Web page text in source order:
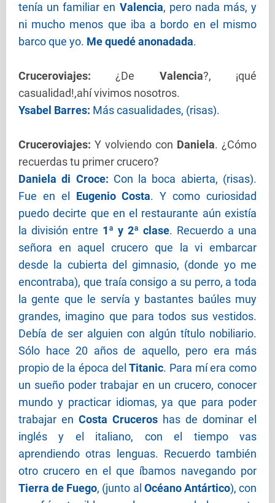
tenía un familiar en Valencia, pero nada más, y
ni mucho menos que iba a bordo en el mismo
barco que yo. Me quedé anonadada.
Cruceroviajes:¿De Valencia?, ¡qué
casualidad!,ahí vivimos nosotros.
Ysabel Barres: Más casualidades, (risas).
Cruceroviajes: Y volviendo con Daniela. ¿Cómo
recuerdas tu primer crucero?
Daniela di Croce: Con la boca abierta, (risas).
Fue en el Eugenio Costa. Y como curiosidad
puedo decirte que en el restaurante aún existía
la división entre 1ª y 2ª clase. Recuerdo a una
señora en aquel crucero que la vi embarcar
desde la cubierta del gimnasio, (donde yo me
encontraba), que traía consigo a su perro, a toda
la gente que le servía y bastantes baúles muy
grandes, imagino que para todos sus vestidos.
Debía de ser alguien con algún título nobiliario.
Sólo hace 20 años de aquello, pero era más
propio de la época delTitanic. Para mí era como
un sueño poder trabajar en un crucero, conocer
mundo y practicar idiomas, ya que para poder
trabajar en Costa Cruceros has de dominar el
inglés y el italiano, con el tiempo vas
aprendiendo otras lenguas. Recuerdo también
otro crucero en el que íbamos navegando por
Tierra de Fuego, (junto al Océano Antártico), con